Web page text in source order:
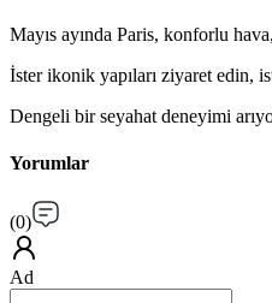
Mayıs ayında Paris, konforlu
İster ikonik yapıları ziyaret edin,
Dengeli bir seyahat deneyimi
Yorumlar
(0)
Ad